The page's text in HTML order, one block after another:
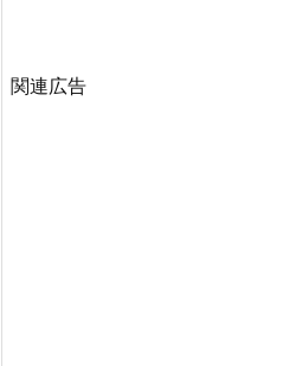
関連広告